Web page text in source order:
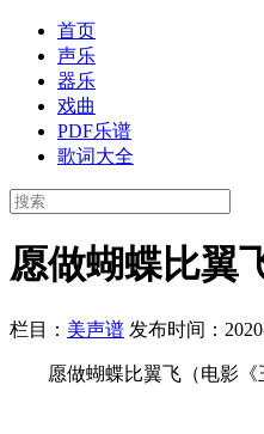
首页
声乐
器乐
戏曲
PDF乐谱
歌词大全
愿做蝴蝶比翼
栏目： 美声谱 发布时间：
愿做蝴蝶比翼飞（电影《